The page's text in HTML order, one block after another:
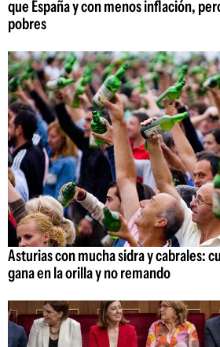
que España y con menos inflación,
pobres
Asturias con mucha sidra y cabrales:
gana en la orilla y no remando